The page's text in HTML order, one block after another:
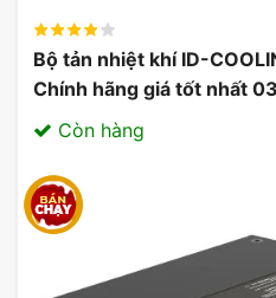
Bộ tản nhiệt khí ID-
Chính hãng giá tốt nhất
Còn hàng